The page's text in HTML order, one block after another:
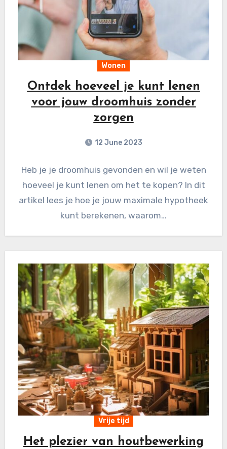
Wonen
Ontdek hoeveel je kunt lenen
voor jouw droomhuis zonder
zorgen
12 June 2023
Heb je je droomhuis gevonden en wil je weten
hoeveel je kunt lenen om het te kopen? In dit
artikel lees je hoe je jouw maximale hypotheek
kunt berekenen, waarom…
Vrije tijd
Het plezier van houtbewerking